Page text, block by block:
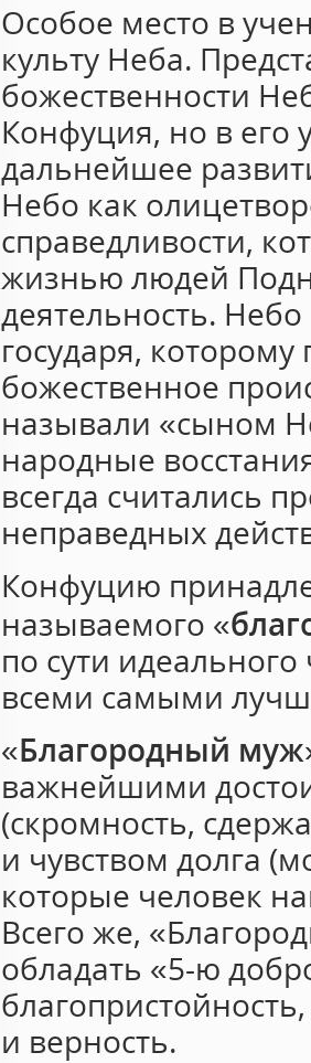
Особое место в
культу Неба.
божественности
Конфуция, но в его
дальнейшее
Небо как
справедливости,
жизнью людей
деятельность.
государя,
божественное
называли «сыном
народные
всегда считались
неправедных
Конфуцию
называемого «
по сути
всеми самыми
«Благородный муж
важнейшими
(скромность,
и чувством долга
которые человек
Всего же,
обладать «5-ю
и верность.